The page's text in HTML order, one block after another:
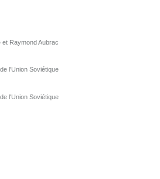
Raymond Aubrac
l'Union Soviétique
l'Union Soviétique